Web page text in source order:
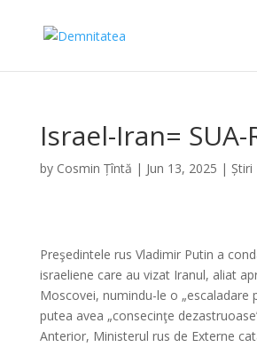
Israel-Iran= SUA-
by Cosmin Țîntă | Jun 13, 2025 | Știri
Preşedintele rus Vladimir Putin a
israeliene care au vizat Iranul, aliat
Moscovei, numindu-le o „escaladare
putea avea „consecinţe
Anterior, Ministerul rus de Externe